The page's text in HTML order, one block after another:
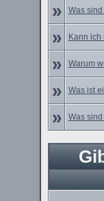
» Was
» Kann
» Warum
» Was ist
» Was